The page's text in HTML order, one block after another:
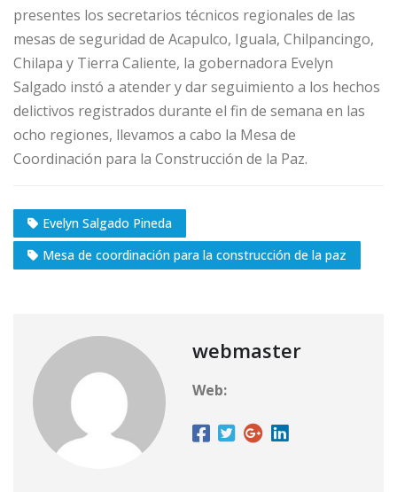
presentes los secretarios técnicos regionales de las
mesas de seguridad de Acapulco, Iguala, Chilpancingo,
Chilapa y Tierra Caliente, la gobernadora Evelyn
Salgado instó a atender y dar seguimiento a los hechos
delictivos registrados durante el fin de semana en las
ocho regiones, llevamos a cabo la Mesa de
Coordinación para la Construcción de la Paz.
Evelyn Salgado Pineda
Mesa de coordinación para la construcción de la paz
webmaster
Web: